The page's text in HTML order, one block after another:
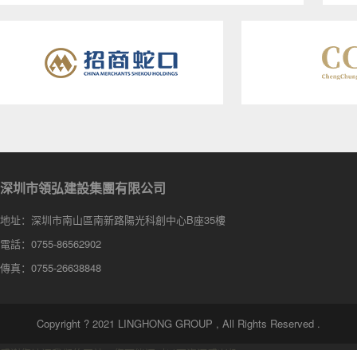
深圳市領弘建設集團有限公司
地址：深圳市南山區南新路陽光科創中心B座35樓
電話：0755-86562902
傳真：0755-26638848
Copyright ? 2021 LINGHONG GROUP , All Rights Reserved .